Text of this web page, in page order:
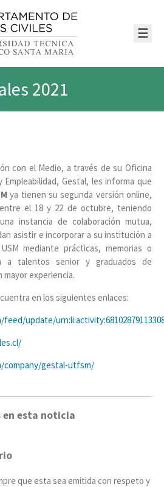
☰
2021
con el Medio, a través de su Oficina
Gestal, les informa que
ya tienen su segunda versión online,
el 18 y 22 de octubre, teniendo
instancia de colaboración mutua,
asistir e incorporar a su institución a
mediante prácticas, memorias o
a talentos senior y graduados de
experiencia.
en los siguientes enlaces:
update/
company/gestal-utfsm/
en esta noticia
que esta sea emitida con respeto y